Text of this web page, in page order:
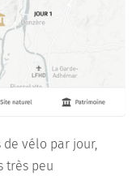
de vélo par jour,
très peu